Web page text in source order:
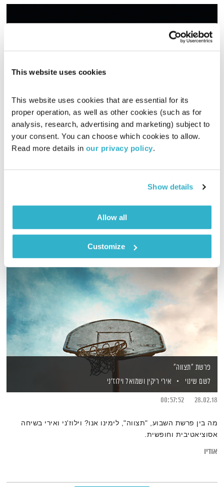
This website uses cookies
This website uses cookies that are essential for its
proper operation, as well as other cookies (such as for
analysis, research, advertising and marketing) subject to
your consent. You can choose which cookies to allow.
Read more details in our privacy policy.
Show details
Allow all
Customize
כל יום מחדש
אמיר פרי
אודיו
פרשת "תצווה"
לשם שינוי
אירי ריקין ושמואל וילוז'ני
28.02.18
00:57:52
מה בין פרשת השבוע, "תצווה", לימינו אנו? וילוז'ני ואירי בשיחה
אסוציאטיבית וחופשית.
אודיו